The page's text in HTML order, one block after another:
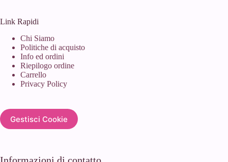
Link Rapidi
Chi Siamo
Politiche di acquisto
Info ed ordini
Riepilogo ordine
Carrello
Privacy Policy
Gestisci Cookie